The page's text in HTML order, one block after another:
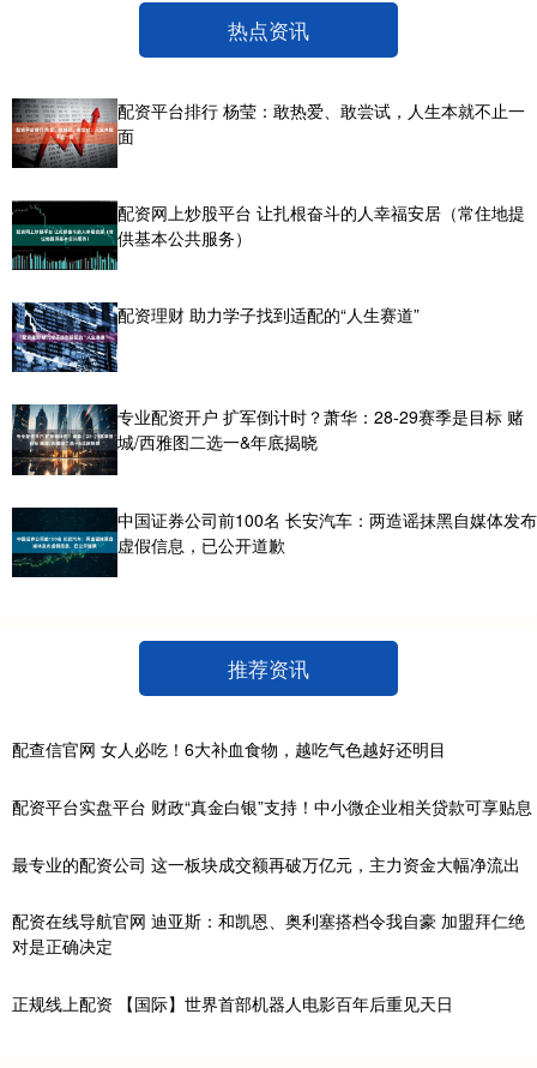
热点资讯
配资平台排行 杨莹：敢热爱、敢尝试，人生本就不止一
面
配资网上炒股平台 让扎根奋斗的人幸福安居（常住地提
供基本公共服务）
配资理财 助力学子找到适配的“人生赛道”
专业配资开户 扩军倒计时？萧华：28-29赛季是目标 赌
城/西雅图二选一&年底揭晓
中国证券公司前100名 长安汽车：两造谣抹黑自媒体发布
虚假信息，已公开道歉
推荐资讯
配查信官网 女人必吃！6大补血食物，越吃气色越好还明目
配资平台实盘平台 财政“真金白银”支持！中小微企业相关贷款可享贴息
最专业的配资公司 这一板块成交额再破万亿元，主力资金大幅净流出
配资在线导航官网 迪亚斯：和凯恩、奥利塞搭档令我自豪 加盟拜仁绝
对是正确决定
正规线上配资 【国际】世界首部机器人电影百年后重见天日